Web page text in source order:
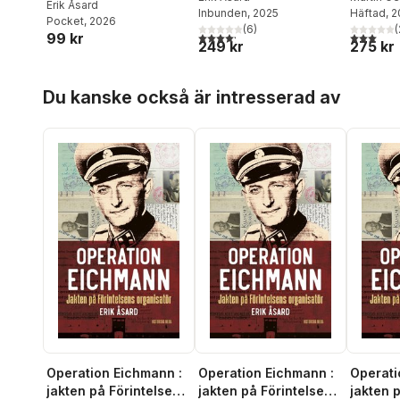
från demokrati till
diktatur
Erik Åsard
Pocket, 2026
99 kr
diktatur
Inbunden, 2025
4,2utav 5 stjärnor. Totalt antal röster:
(6)
249 kr
och
Häftad,
3,0utav (
275 kr
Du kanske också är intresserad av
Operation Eichmann :
jakten på Förintelsens
Operation Eichmann :
jakten på Förintelsens
jakten